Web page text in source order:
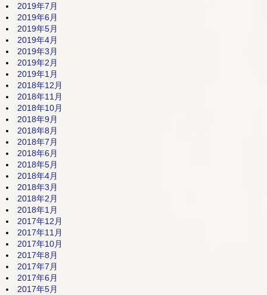
2019年7月
2019年6月
2019年5月
2019年4月
2019年3月
2019年2月
2019年1月
2018年12月
2018年11月
2018年10月
2018年9月
2018年8月
2018年7月
2018年6月
2018年5月
2018年4月
2018年3月
2018年2月
2018年1月
2017年12月
2017年11月
2017年10月
2017年8月
2017年7月
2017年6月
2017年5月